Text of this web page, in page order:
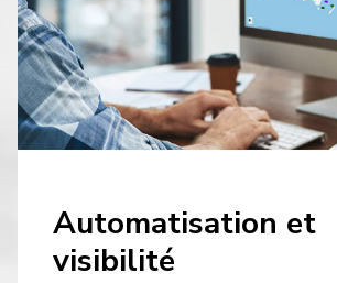
Automatisation et
visibilité